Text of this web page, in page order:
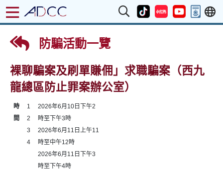
防騙活動一覽
裸聊騙案及刷單賺佣」求職騙案（西九
龍總區防止罪案辦公室）
時
間
1
2
3
4
2026年6月10日下午2
時至下午3時
2026年6月11日上午11
時至中午12時
2026年6月11日下午3
時至下午4時